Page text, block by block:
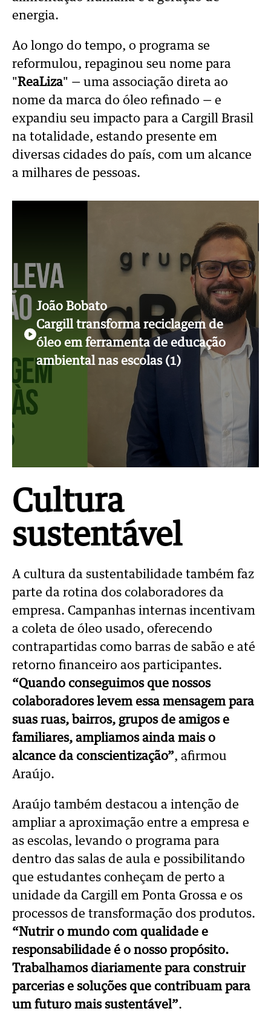
energia.
Ao longo do tempo, o programa se
reformulou, repaginou seu nome para
"ReaLiza" — uma associação direta ao
nome da marca do óleo refinado — e
expandiu seu impacto para a Cargill Brasil
na totalidade, estando presente em
diversas cidades do país, com um alcance
a milhares de pessoas.
João Bobato
Cargill transforma reciclagem de
óleo em ferramenta de educação
ambiental nas escolas (1)
Cultura
sustentável
A cultura da sustentabilidade também faz
parte da rotina dos colaboradores da
empresa. Campanhas internas incentivam
a coleta de óleo usado, oferecendo
contrapartidas como barras de sabão e até
retorno financeiro aos participantes.
“Quando conseguimos que nossos
colaboradores levem essa mensagem para
suas ruas, bairros, grupos de amigos e
familiares, ampliamos ainda mais o
alcance da conscientização”, afirmou
Araújo.
Araújo também destacou a intenção de
ampliar a aproximação entre a empresa e
as escolas, levando o programa para
dentro das salas de aula e possibilitando
que estudantes conheçam de perto a
unidade da Cargill em Ponta Grossa e os
processos de transformação dos produtos.
“Nutrir o mundo com qualidade e
responsabilidade é o nosso propósito.
Trabalhamos diariamente para construir
parcerias e soluções que contribuam para
um futuro mais sustentável”.